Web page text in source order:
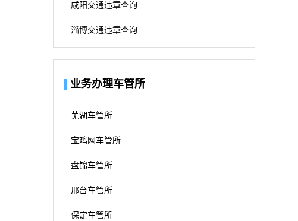
咸阳交通违章查询
淄博交通违章查询
业务办理车管所
芜湖车管所
宝鸡网车管所
盘锦车管所
邢台车管所
保定车管所